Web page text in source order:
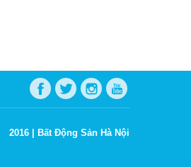
2016 | Bất Động Sản Hà Nội